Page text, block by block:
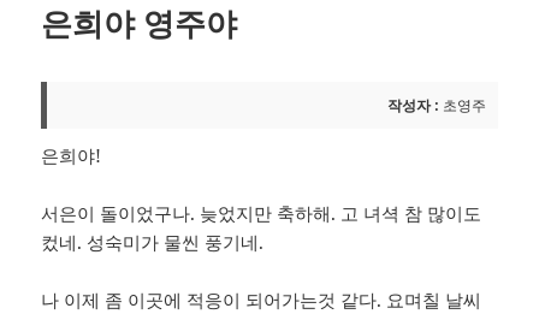
은희야 영주야
작성자 : 초영주
은희야!
서은이 돌이었구나. 늦었지만 축하해. 고 녀셕 참 많이도
컸네. 성숙미가 물씬 풍기네.
나 이제 좀 이곳에 적응이 되어가는것 같다. 요며칠 날씨